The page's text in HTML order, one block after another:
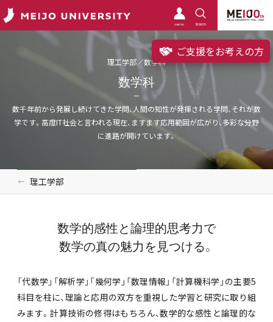
meimo SEARCH
ご支援をお考えの方
理工学部／数学科
数学科
数千年前から発展し続けてきた学問、人間の知性が発揮される学問、それが数
学です。高度IT社会と言われる現在、ますます応用範囲が広がり、多彩な分野
に進路が開けています。
理工学部
数学的感性と論理的思考力で
数学の真の魅力を見つける。
「代数学」「解析学」「幾何学」「数理情報」「計算機科学」の主要5
科目を柱に、理論と応用の双方を重視した学習と研究に取り組
みます。計算技術の修得はもちろん、数学的な感性と論理的な